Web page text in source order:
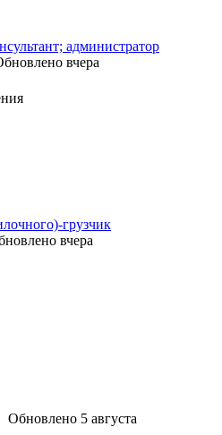
администратор
вчера
грузчик
вчера
Обновлено 5 августа